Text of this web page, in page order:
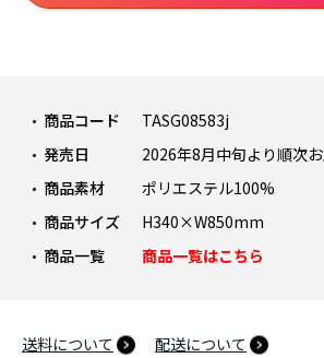
商品コード
TASG08583j
発売日
2026年8月中旬より順次
商品素材
ポリエステル100%
商品サイズ
H340×W850mm
商品一覧
商品一覧はこちら
送料について 配送について